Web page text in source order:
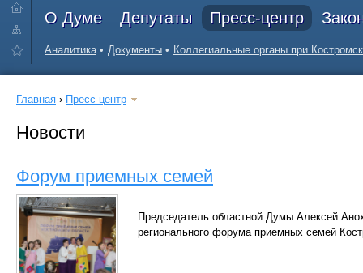
О Думе Депутаты Пресс-центр
Аналитика Документы Коллегиальные органы при
Главная › Пресс-центр
Новости
Форум приемных семей
Председатель областной Думы Алексей
регионального форума приемных семей